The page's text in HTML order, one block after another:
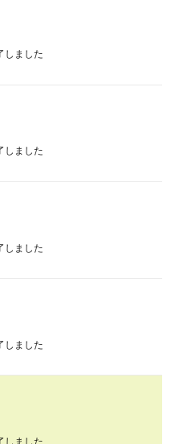
しました
しました
しました
しました
しました